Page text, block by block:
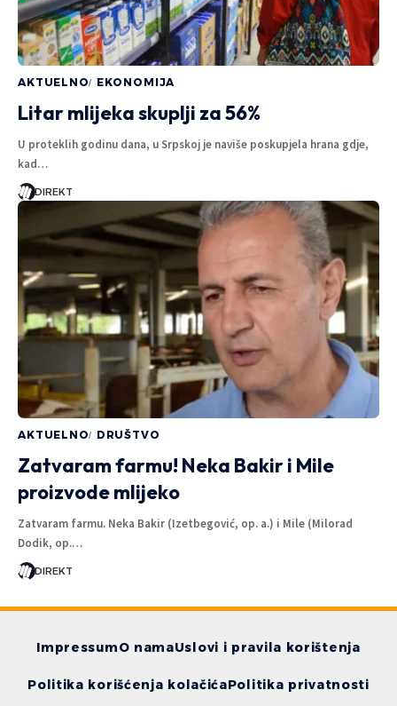
AKTUELNO EKONOMIJA
Litar mlijeka skuplji za 56%
U proteklih godinu dana, u Srpskoj je naviše poskupjela hrana gdje,
kad…
DIREKT
AKTUELNO DRUŠTVO
Zatvaram farmu! Neka Bakir i Mile
proizvode mlijeko
Zatvaram farmu. Neka Bakir (Izetbegović, op. a.) i Mile (Milorad
Dodik, op.…
DIREKT
ImpressumO namaUslovi i pravila korištenja
Politika korišćenja kolačićaPolitika privatnosti